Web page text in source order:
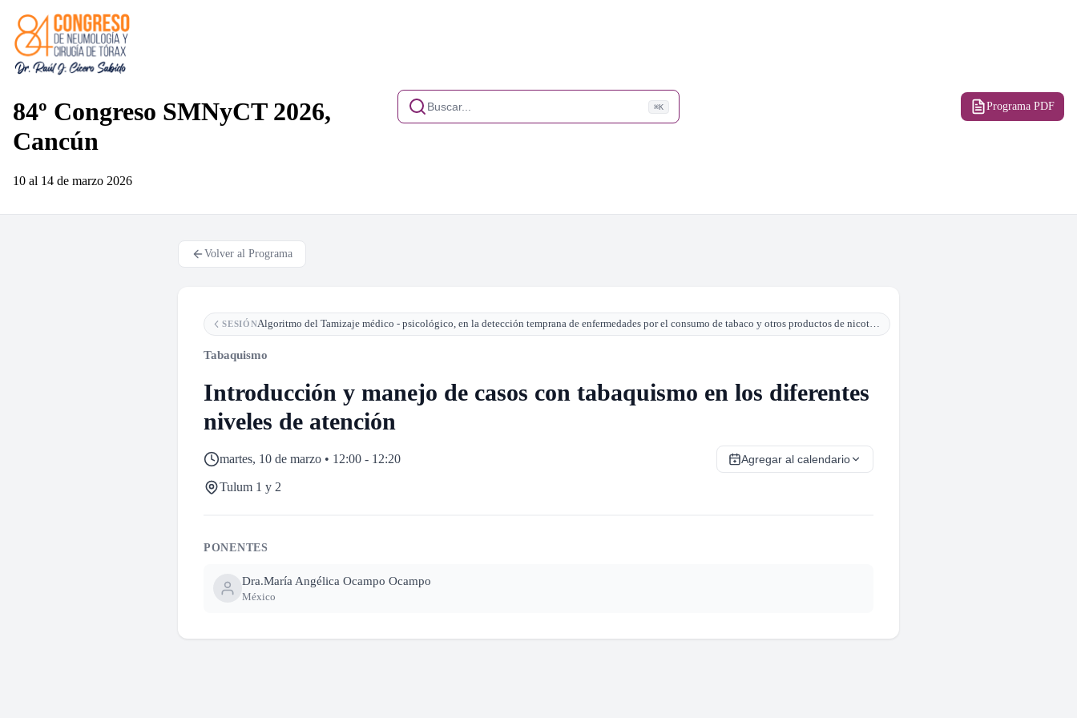
84º Congreso SMNyCT 2026,
Cancún
10 al 14 de marzo 2026
Buscar... ⌘K Programa PDF
Volver al Programa
SESIÓN Algoritmo del Tamizaje médico - psicológico, en la detección temprana de enfermedades por el consumo de tabaco y otros productos de nicotina
Tabaquismo
Introducción y manejo de casos con tabaquismo en los diferentes
niveles de atención
martes, 10 de marzo • 12:00 - 12:20 Agregar al calendario
Tulum 1 y 2
PONENTES
Dra.María Angélica Ocampo Ocampo
México